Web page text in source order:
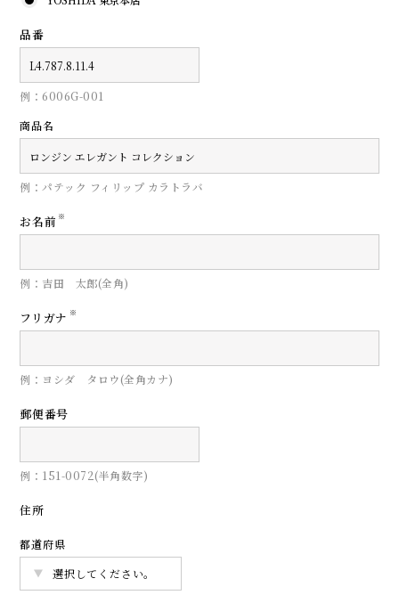
品番
例：6006G-001
商品名
例：パテック フィリップ カラトラバ
お名前 ※
例：吉田 太郎(全角)
フリガナ ※
例：ヨシダ タロウ(全角カナ)
郵便番号
例：151-0072(半角数字)
住所
都道府県